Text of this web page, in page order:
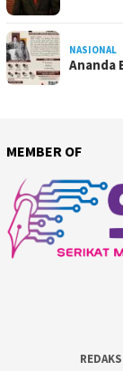
NASIONAL
Ananda
MEMBER OF